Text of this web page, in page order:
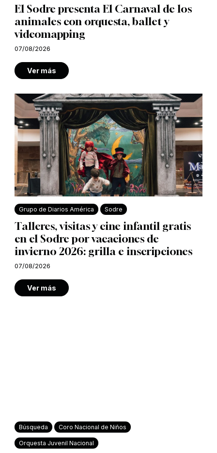
El Sodre presenta El Carnaval de los
animales con orquesta, ballet y
videomapping
07/08/2026
Ver más
Grupo de Diarios América Sodre
Talleres, visitas y cine infantil gratis
en el Sodre por vacaciones de
invierno 2026: grilla e inscripciones
07/08/2026
Ver más
Búsqueda Coro Nacional de Niños
Orquesta Juvenil Nacional